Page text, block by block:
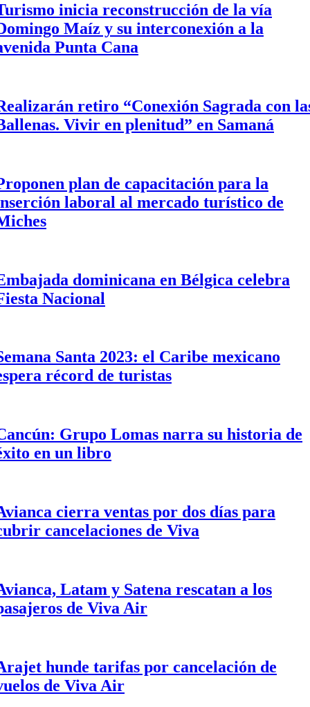
inicia reconstrucción de la vía
Maíz y su interconexión a la
Punta Cana
retiro “Conexión Sagrada con
Vivir en plenitud” en Samaná
plan de capacitación para la
laboral al mercado turístico de
dominicana en Bélgica celebra
Nacional
Santa 2023: el Caribe mexicano
récord de turistas
Grupo Lomas narra su historia de
en un libro
cierra ventas por dos días para
cancelaciones de Viva
Latam y Satena rescatan a los
de Viva Air
hunde tarifas por cancelación de
de Viva Air